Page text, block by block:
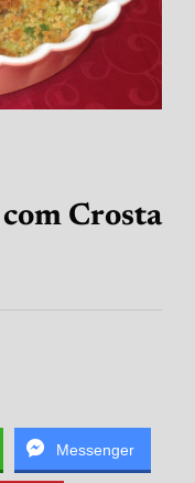
Crosta
Messenger